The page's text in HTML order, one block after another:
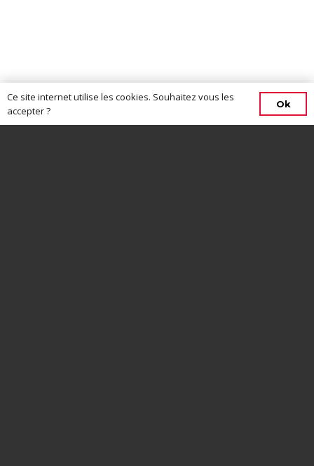
Ce site internet utilise les cookies. Souhaitez vous les
accepter ?
Ok